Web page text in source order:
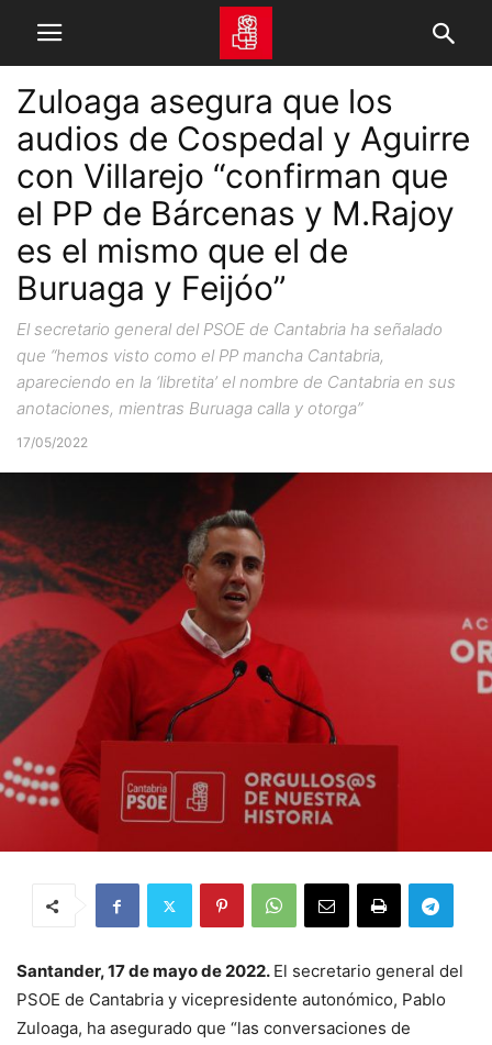
Zuloaga asegura que los
audios de Cospedal y Aguirre
con Villarejo “confirman que
el PP de Bárcenas y M.Rajoy
es el mismo que el de
Buruaga y Feijóo”
El secretario general del PSOE de Cantabria ha señalado
que “hemos visto como el PP mancha Cantabria,
apareciendo en la ‘libretita’ el nombre de Cantabria en sus
anotaciones, mientras Buruaga calla y otorga”
17/05/2022
Santander, 17 de mayo de 2022. El secretario general del
PSOE de Cantabria y vicepresidente autonómico, Pablo
Zuloaga, ha asegurado que “las conversaciones de